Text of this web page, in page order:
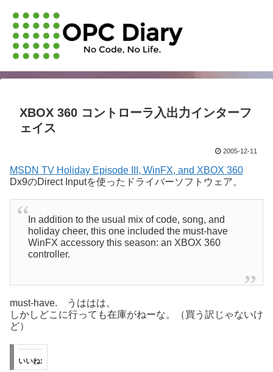
XBOX 360 コントローラ入出力インターフ
ェイス
2005-12-11
MSDN TV Holiday Episode III, WinFX, and XBOX 360
Dx9のDirect Inputを使ったドライバーソフトウェア。
In addition to the usual mix of code, song, and
holiday cheer, this one included the must-have
WinFX accessory this season: an XBOX 360
controller.
must-have. うははは。
しかしどこに行っても在庫がねーな。（買う訳じゃないけ
ど）
いいね: